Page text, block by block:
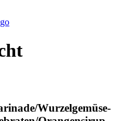
Wurzelgemüse-